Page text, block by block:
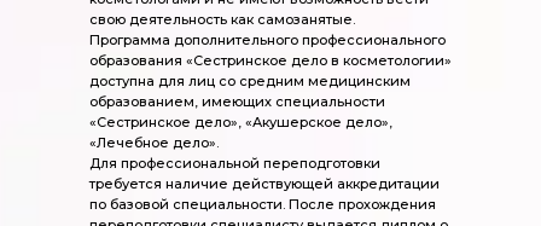
свою деятельность как самозанятые.
Программа дополнительного профессионального
образования «Сестринское дело в косметологии»
доступна для лиц со средним медицинским
образованием, имеющих специальности
«Сестринское дело», «Акушерское дело»,
«Лечебное дело».
Для профессиональной переподготовки
требуется наличие действующей аккредитации
по базовой специальности. После прохождения